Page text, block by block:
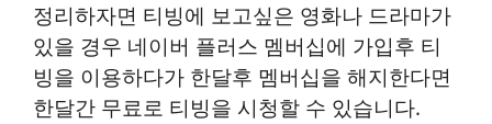
정리하자면 티빙에 보고싶은 영화나 드라마가
있을 경우 네이버 플러스 멤버십에 가입후 티
빙을 이용하다가 한달후 멤버십을 해지한다면
한달간 무료로 티빙을 시청할 수 있습니다.